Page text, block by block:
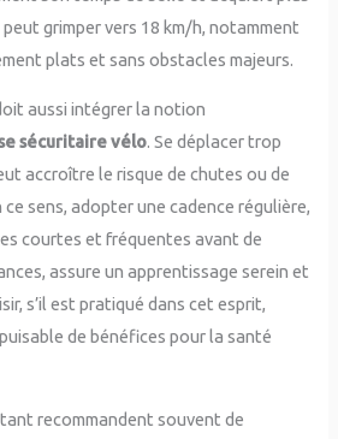
peut grimper vers 18 km/h, notamment
plats et sans obstacles majeurs.
aussi intégrer la notion
sécuritaire vélo. Se déplacer trop
accroître le risque de chutes ou de
sens, adopter une cadence régulière,
courtes et fréquentes avant de
assure un apprentissage serein et
s’il est pratiqué dans cet esprit,
de bénéfices pour la santé
recommandent souvent de